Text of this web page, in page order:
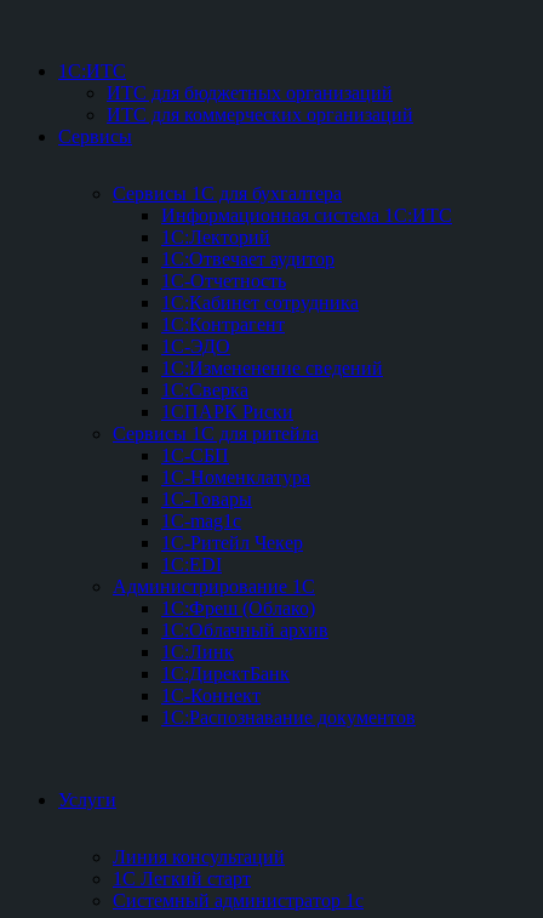
1С:ИТС
ИТС для бюджетных организаций
ИТС для коммерческих организаций
Сервисы
Сервисы 1С для бухгалтера
Информационная система 1С:ИТС
1С:Лекторий
1С:Отвечает аудитор
1С-Отчетность
1С:Кабинет сотрудника
1С:Контрагент
1С-ЭДО
1С:Измененение сведений
1С:Сверка
1СПАРК Риски
Сервисы 1С для ритейла
1С-СБП
1C-Номенклатура
1C-Товары
1C-mag1c
1C-Ритейл Чекер
1C:EDI
Администрирование 1С
1С:Фреш (Облако)
1С:Облачный архив
1С:Линк
1С:ДиректБанк
1С-Коннект
1С:Распознавание документов
Услуги
Линия консультаций
1С Легкий старт
Системный администратор 1с